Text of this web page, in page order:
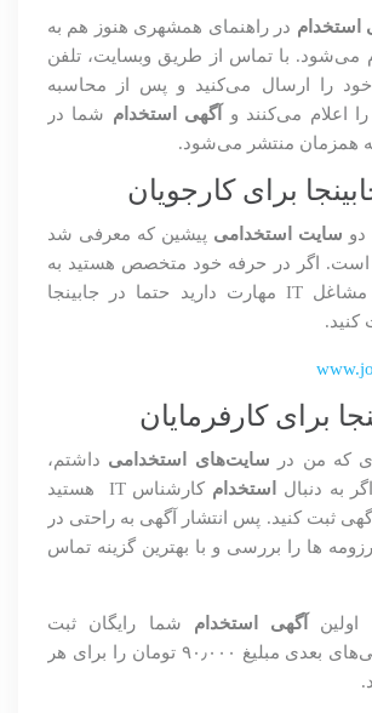
استخدام در راهنمای همشهری هنوز هم به
می‌شود. با تماس از طریق وبسایت، تلفن
خود را ارسال می‌کنید و پس از محاسبه
اعلام می‌کنند و
آگهی استخدام شما در
همزمان منتشر می‌شود.
دو سایت استخدامی پیشین که معرفی شد
اگر در حرفه خود متخصص هستید به
خصوص اگر در مشاغل IT مهارت دارید حتما در جابینجا
کنید.
برای کارفرمایان
که من در سایت‌های استخدامی داشتم،
به دنبال
استخدام
کارشناس IT هستید
ثبت کنید. پس انتشار آگهی به راحتی در
ها را بررسی و با بهترین گزینه تماس
آگهی استخدام شما رایگان ثبت
می‌شود و از آگهی‌های بعدی مبلیغ ۹۰٫۰۰۰ تومان را برای هر